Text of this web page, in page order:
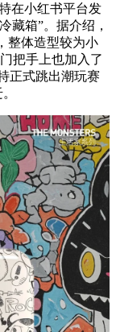
在小红书平台发
藏箱”。据介绍，
整体造型较为小
把手上也加入了
正式跳出潮玩赛